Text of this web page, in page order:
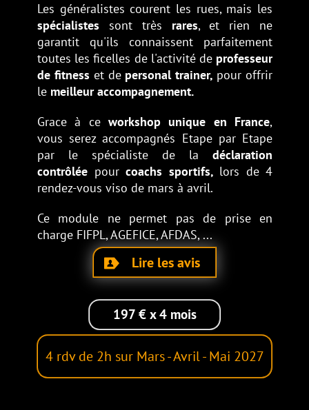
Les généralistes courent les rues, mais les
spécialistes sont très rares, et rien ne
garantit qu'ils connaissent parfaitement
toutes les ficelles de l'activité de professeur
de fitness et de personal trainer, pour offrir
le meilleur accompagnement.
Grace à ce workshop unique en France,
vous serez accompagnés Etape par Etape
par le spécialiste de la déclaration
contrôlée pour coachs sportifs, lors de 4
rendez-vous viso de mars à avril.
Ce module ne permet pas de prise en
charge FIFPL, AGEFICE, AFDAS, ...
 Lire les avis
197 € x 4 mois
4 rdv de 2h sur Mars - Avril - Mai 2027